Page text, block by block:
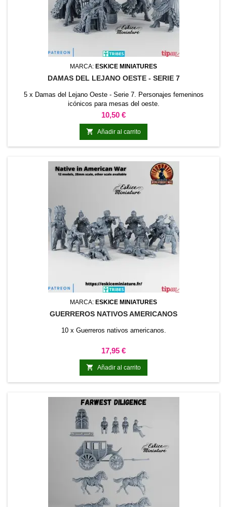
MARCA: ESKICE MINIATURES
DAMAS DEL LEJANO OESTE - SERIE 7
5 x Damas del Lejano Oeste - Serie 7. Personajes femeninos
icónicos para mesas del oeste.
Precio
10,50 €
 Añadir al carrito
MARCA: ESKICE MINIATURES
GUERREROS NATIVOS AMERICANOS
10 x Guerreros nativos americanos.
Precio
17,95 €
 Añadir al carrito